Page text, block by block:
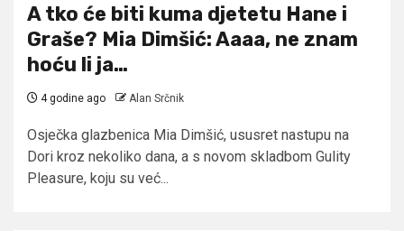
A tko će biti kuma djetetu Hane i
Graše? Mia Dimšić: Aaaa, ne znam
hoću li ja…
4 godine ago Alan Srčnik
Osječka glazbenica Mia Dimšić, ususret nastupu na
Dori kroz nekoliko dana, a s novom skladbom Gulity
Pleasure, koju su već...